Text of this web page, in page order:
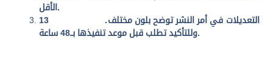
الأقل .
13
.التعديلات في أمر النشر توضح بلون مختلف
وللتأكيد تطلب قبل موعد تنفيذها بــ48 ساعة.